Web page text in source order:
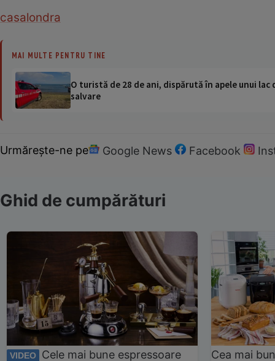
casalondra
MAI MULTE PENTRU TINE
O turistă de 28 de ani, dispărută în apele unui
salvare
Urmărește-ne pe Google News Facebook
Ghid de cumpărături
VIDEO Cele mai bune espressoare Cea mai